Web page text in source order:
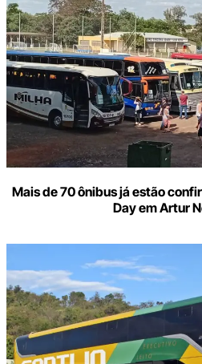
Mais de 70 ônibus já estão
Day em Artur